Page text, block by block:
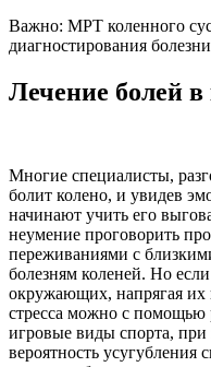
Важно: МРТ коленного
диагностирования
Лечение болей в
Многие специалисты,
болит колено, и увидев
начинают учить его
неумение проговорить
переживаниями с
болезням коленей. Но
окружающих, напрягая их
стресса можно с помощью
игровые виды спорта, при
вероятность усугубления